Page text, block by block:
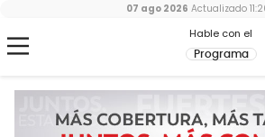
Hable con el
Programa
07 ago 2026 Actualizado